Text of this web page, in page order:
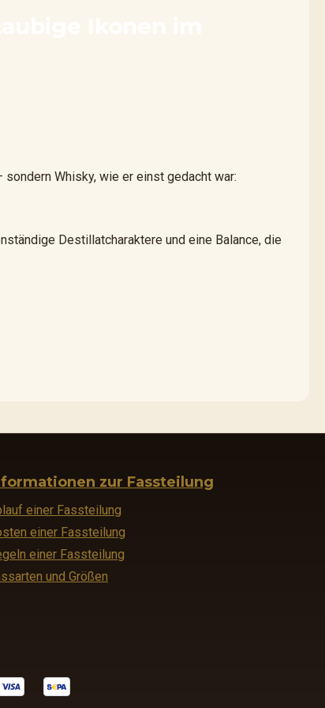
Whisky, wie er einst gedacht war:
Destillatcharaktere und eine Balance, die
zur Fassteilung
einer Fassteilung
einer Fassteilung
einer Fassteilung
und Größen